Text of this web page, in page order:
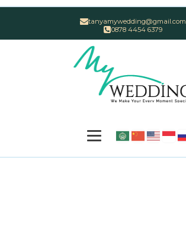
tanyamywedding@gmail.com
0878 4454 6379